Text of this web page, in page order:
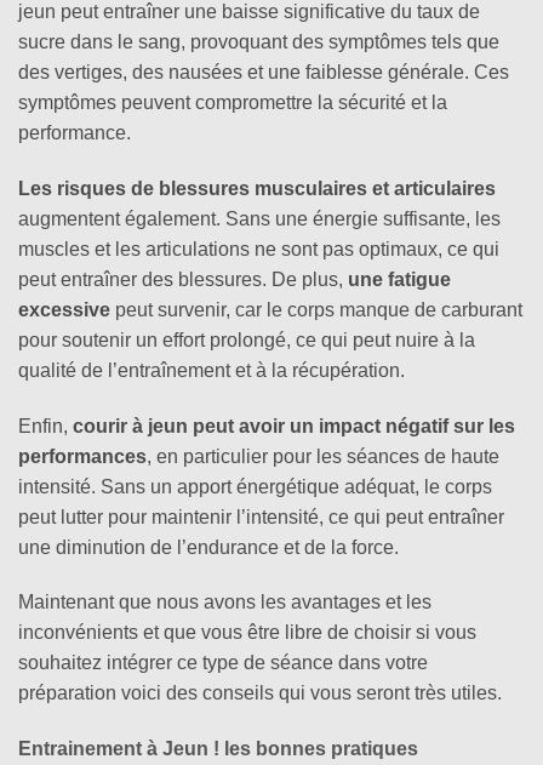
jeun peut entraîner une baisse significative du taux de
sucre dans le sang, provoquant des symptômes tels que
des vertiges, des nausées et une faiblesse générale. Ces
symptômes peuvent compromettre la sécurité et la
performance.
Les risques de blessures musculaires et articulaires
augmentent également. Sans une énergie suffisante, les
muscles et les articulations ne sont pas optimaux, ce qui
peut entraîner des blessures. De plus, une fatigue
excessive peut survenir, car le corps manque de carburant
pour soutenir un effort prolongé, ce qui peut nuire à la
qualité de l’entraînement et à la récupération.
Enfin, courir à jeun peut avoir un impact négatif sur les
performances, en particulier pour les séances de haute
intensité. Sans un apport énergétique adéquat, le corps
peut lutter pour maintenir l’intensité, ce qui peut entraîner
une diminution de l’endurance et de la force.
Maintenant que nous avons les avantages et les
inconvénients et que vous être libre de choisir si vous
souhaitez intégrer ce type de séance dans votre
préparation voici des conseils qui vous seront très utiles.
Entrainement à Jeun ! les bonnes pratiques